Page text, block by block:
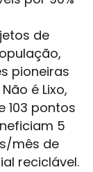
de
pioneiras
é Lixo,
103 pontos
5
mês de
reciclável.